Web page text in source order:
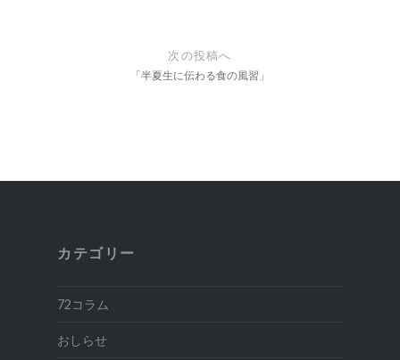
ン
次の投稿へ
「半夏生に伝わる食の風習」
カテゴリー
72コラム
おしらせ